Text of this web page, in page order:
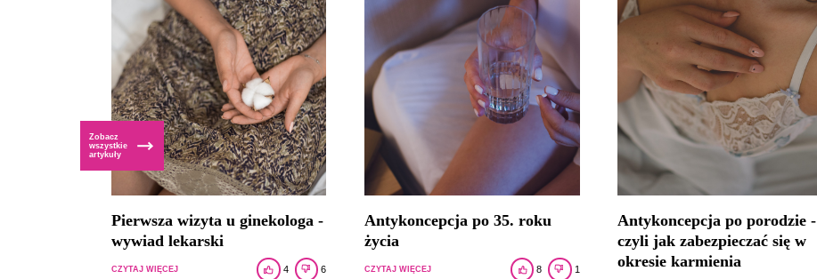
Pierwsza wizyta u ginekologa -
wywiad lekarski
CZYTAJ WIĘCEJ 4 6
Zobacz
wszystkie
artykuły
Antykoncepcja po 35. roku
życia
CZYTAJ WIĘCEJ 8 1
Antykoncepcja po porodzie -
czyli jak zabezpieczać się w
okresie karmienia